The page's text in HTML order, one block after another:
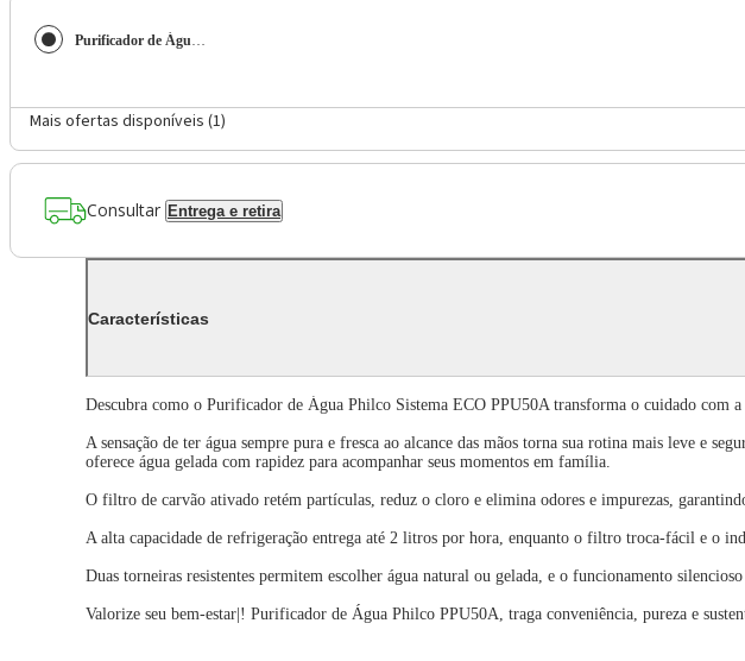
Purificador de Água Philco Sistema ECO PPU50A
Mais ofertas disponíveis (1)
Consultar Entrega e retira
Características
Descubra como o Purificador de Água Philco Sistema ECO PPU50A transforma o cuidado com
A sensação de ter água sempre pura e fresca ao alcance das mãos torna sua rotina mais leve e
oferece água gelada com rapidez para acompanhar seus momentos em família.
O filtro de carvão ativado retém partículas, reduz o cloro e elimina odores e impurezas,
A alta capacidade de refrigeração entrega até 2 litros por hora, enquanto o filtro troca-fácil e o
Duas torneiras resistentes permitem escolher água natural ou gelada, e o funcionamento
Valorize seu bem-estar|! Purificador de Água Philco PPU50A, traga conveniência, pureza e